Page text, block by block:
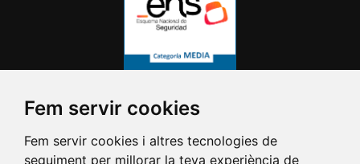
Fem servir cookies
Fem servir cookies i altres tecnologies de
seguiment per millorar la teva experiència de